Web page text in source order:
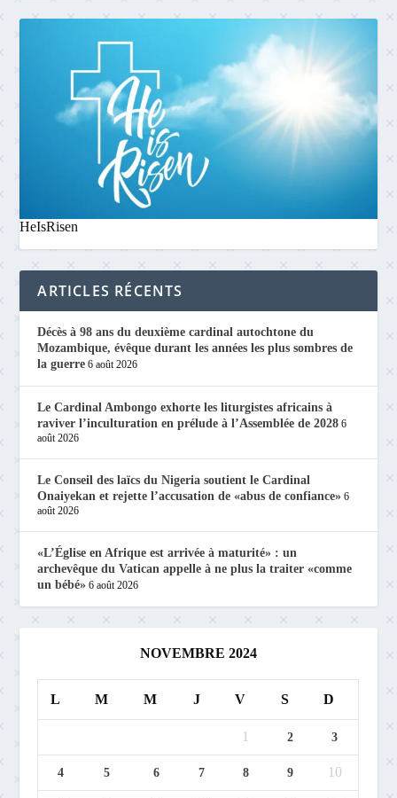
HeIsRisen
ARTICLES RÉCENTS
Décès à 98 ans du deuxième cardinal autochtone du
Mozambique, évêque durant les années les plus sombres de
la guerre 6 août 2026
Le Cardinal Ambongo exhorte les liturgistes africains à
raviver l’inculturation en prélude à l’Assemblée de 2028 6
août 2026
Le Conseil des laïcs du Nigeria soutient le Cardinal
Onaiyekan et rejette l’accusation de «abus de confiance» 6
août 2026
«L’Église en Afrique est arrivée à maturité» : un
archevêque du Vatican appelle à ne plus la traiter «comme
un bébé» 6 août 2026
NOVEMBRE 2024
L M M J V S D
1 2 3
4 5 6 7 8 9 10